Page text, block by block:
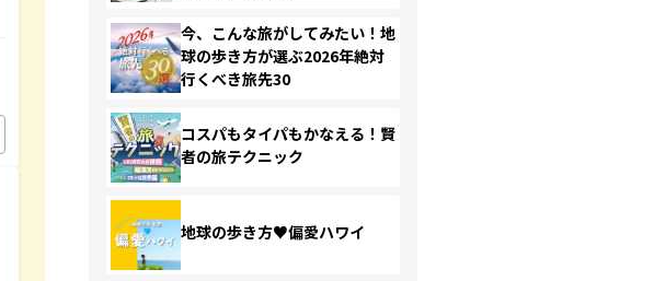
今、こんな旅がしてみたい！地
球の歩き方が選ぶ2026年絶対
行くべき旅先30
コスパもタイパもかなえる！賢
者の旅テクニック
地球の歩き方♥偏愛ハワイ